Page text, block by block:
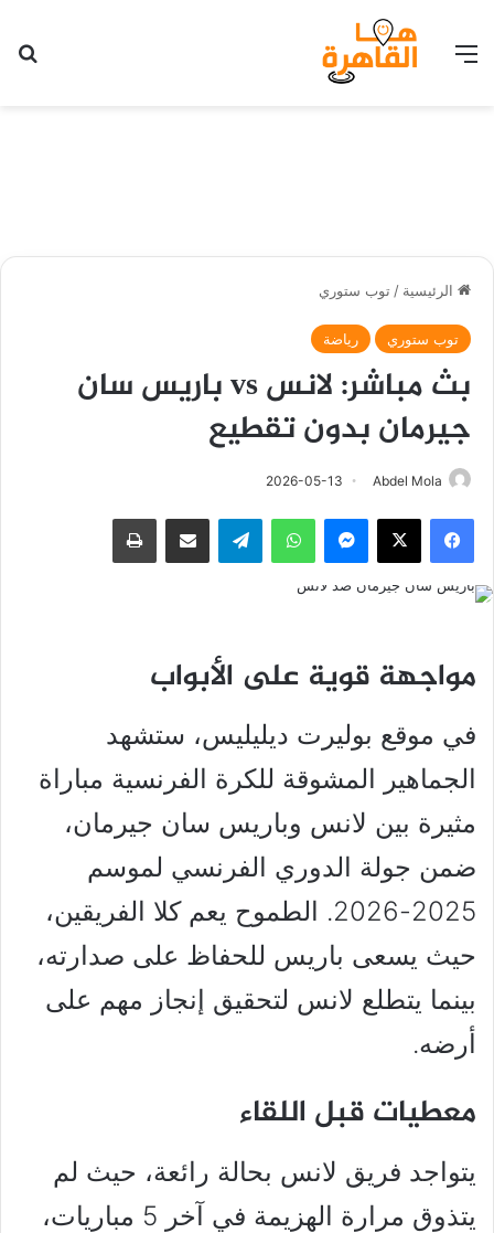
القائمة
الرئيسية / توب ستوري
توب ستوري رياضة
بث مباشر: لانس vs باريس سان
جيرمان بدون تقطيع
Abdel Mola
2026-05-13
فيسبوك ‫X ماسنجر واتساب تيلقرام مشاركة عبر البريد طباعة
مواجهة قوية على الأبواب
في موقع بوليرت ديليليس، ستشهد
الجماهير المشوقة للكرة الفرنسية مباراة
مثيرة بين لانس وباريس سان جيرمان،
ضمن جولة الدوري الفرنسي لموسم
2025-2026. الطموح يعم كلا الفريقين،
حيث يسعى باريس للحفاظ على صدارته،
بينما يتطلع لانس لتحقيق إنجاز مهم على
أرضه.
معطيات قبل اللقاء
يتواجد فريق لانس بحالة رائعة، حيث لم
يتذوق مرارة الهزيمة في آخر 5 مباريات،